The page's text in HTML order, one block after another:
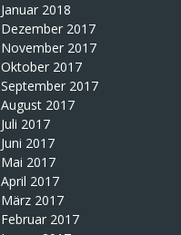
Januar 2018
Dezember 2017
November 2017
Oktober 2017
September 2017
August 2017
Juli 2017
Juni 2017
Mai 2017
April 2017
März 2017
Februar 2017